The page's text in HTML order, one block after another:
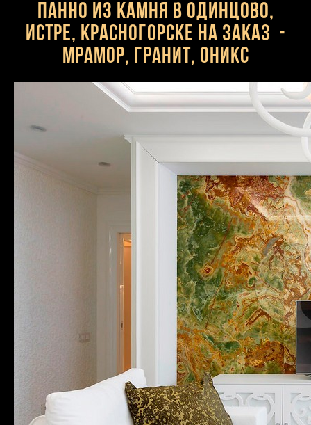
Панно из камня в Одинцово,
Истре, Красногорске на заказ -
мрамор, гранит, оникс